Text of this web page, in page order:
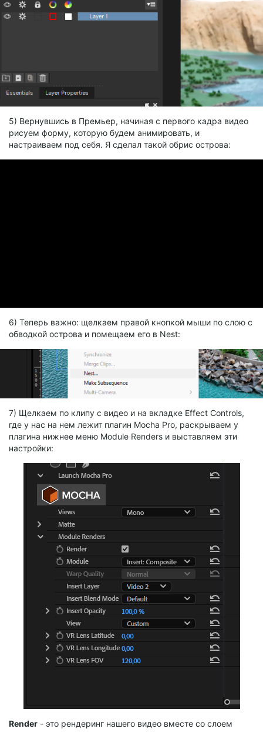
5) Вернувшись в Премьер, начиная с первого кадра видео
рисуем форму, которую будем анимировать, и
настраиваем под себя. Я сделал такой обрис острова:
6) Теперь важно: щелкаем правой кнопкой мыши по слою с
обводкой острова и помещаем его в Nest:
7) Щелкаем по клипу с видео и на вкладке Effect Controls,
где у нас на нем лежит плагин Mocha Pro, раскрываем у
плагина нижнее меню Module Renders и выставляем эти
настройки:
Render - это рендеринг нашего видео вместе со слоем